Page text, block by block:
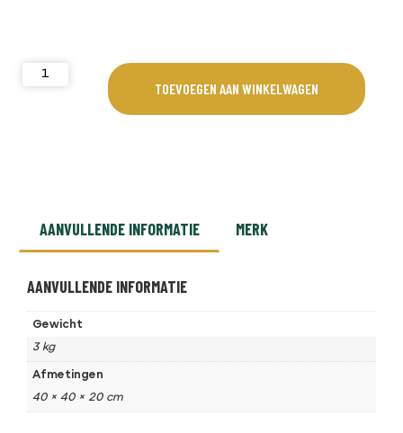
TOEVOEGEN AAN WINKELWAGEN
AANVULLENDE INFORMATIE MERK
AANVULLENDE INFORMATIE
Gewicht
3 kg
Afmetingen
40 × 40 × 20 cm